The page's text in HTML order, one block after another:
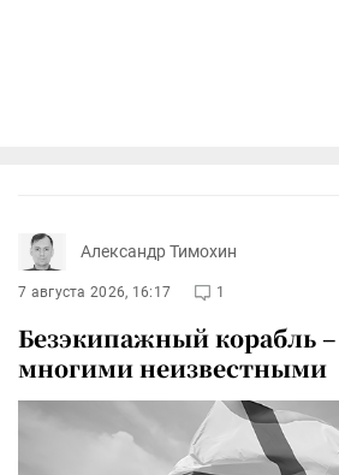
Александр Тимохин
7 августа 2026, 16:17 1
Безэкипажный корабль –
многими неизвестными